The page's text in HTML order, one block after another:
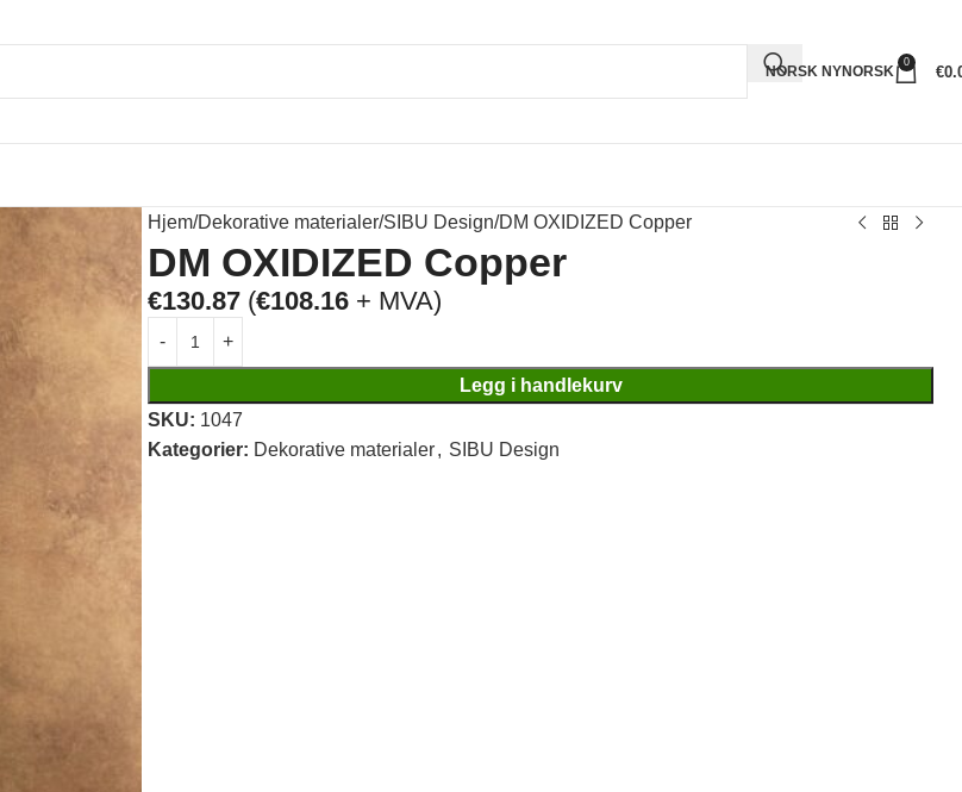
NORSK NYNORSK
0
€
Hjem Dekorative materialer SIBU Design DM OXIDIZED Copper
DM OXIDIZED Copper
€130.87 (€108.16 + MVA)
Legg i handlekurv
SKU: 1047
Kategorier: Dekorative materialer, SIBU Design